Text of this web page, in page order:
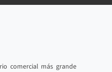
comercial más grande